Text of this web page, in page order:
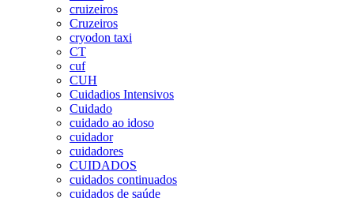
cruizeiros
Cruzeiros
cryodon taxi
CT
cuf
CUH
Cuidadios Intensivos
Cuidado
cuidado ao idoso
cuidador
cuidadores
CUIDADOS
cuidados continuados
cuidados de saúde